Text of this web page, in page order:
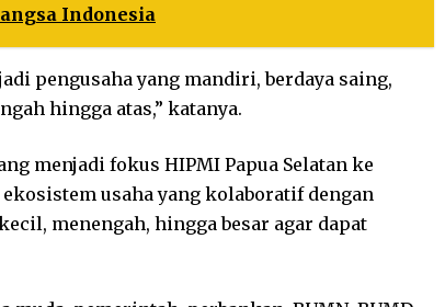
Indonesia
pengusaha yang mandiri, berdaya saing,
hingga atas,” katanya.
menjadi fokus HIPMI Papua Selatan ke
usaha yang kolaboratif dengan
menengah, hingga besar agar dapat